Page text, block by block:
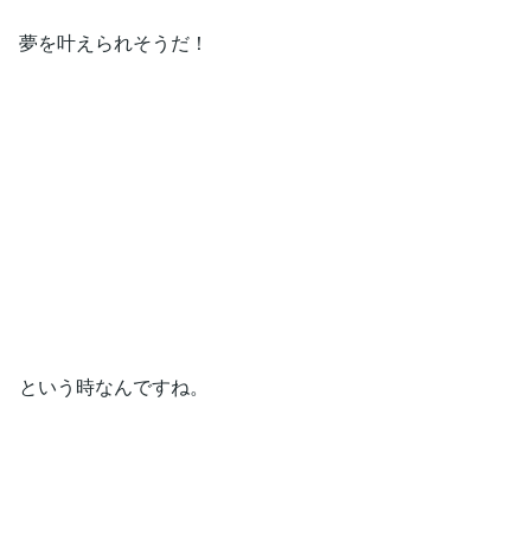
夢を叶えられそうだ！
という時なんですね。